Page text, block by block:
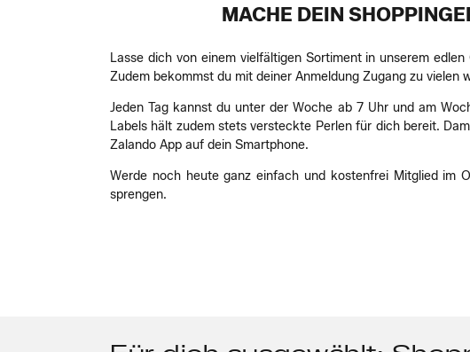
MACHE DEIN
Lasse dich von einem vielfältigen Sortiment in unserem
Zudem bekommst du mit deiner Anmeldung Zugang zu vielen
Jeden Tag kannst du unter der Woche ab 7 Uhr und am
Labels hält zudem stets versteckte Perlen für dich bereit.
Zalando App auf dein Smartphone.
Werde noch heute ganz einfach und kostenfrei Mitglied im
sprengen.